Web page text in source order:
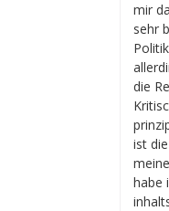
mir
sehr
die
ist
habe